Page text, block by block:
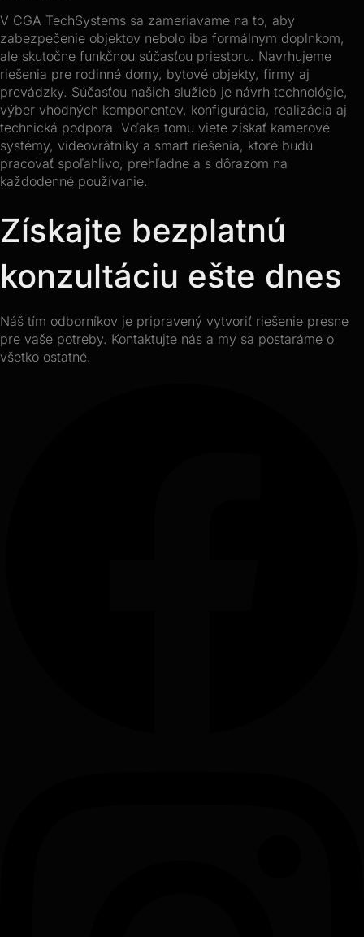
V CGA TechSystems sa zameriavame na to, aby
zabezpečenie objektov nebolo iba formálnym doplnkom,
ale skutočne funkčnou súčasťou priestoru. Navrhujeme
riešenia pre rodinné domy, bytové objekty, firmy aj
prevádzky. Súčasťou našich služieb je návrh technológie,
výber vhodných komponentov, konfigurácia, realizácia aj
technická podpora. Vďaka tomu viete získať kamerové
systémy, videovrátniky a smart riešenia, ktoré budú
pracovať spoľahlivo, prehľadne a s dôrazom na
každodenné používanie.
Získajte bezplatnú
konzultáciu ešte dnes
Náš tím odborníkov je pripravený vytvoriť riešenie presne
pre vaše potreby. Kontaktujte nás a my sa postaráme o
všetko ostatné.